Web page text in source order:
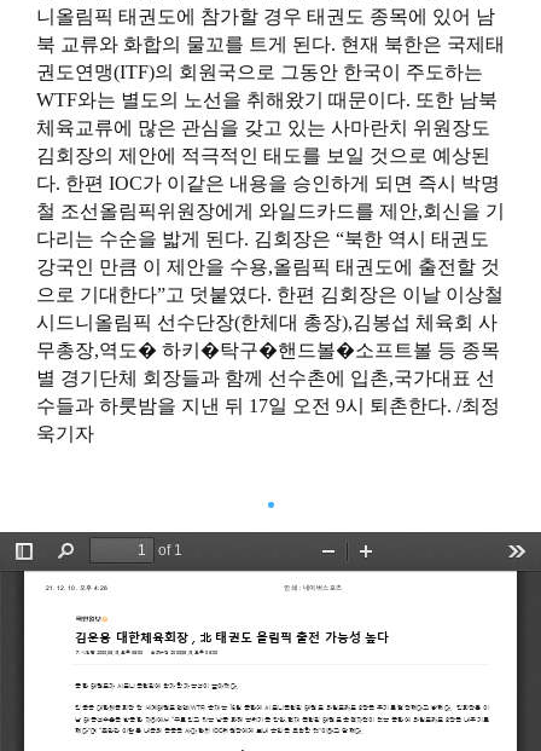
니올림픽 태권도에 참가할 경우 태권도 종목에 있어 남
북 교류와 화합의 물꼬를 트게 된다. 현재 북한은 국제태
권도연맹(ITF)의 회원국으로 그동안 한국이 주도하는
WTF와는 별도의 노선을 취해왔기 때문이다. 또한 남북
체육교류에 많은 관심을 갖고 있는 사마란치 위원장도
김회장의 제안에 적극적인 태도를 보일 것으로 예상된
다. 한편 IOC가 이같은 내용을 승인하게 되면 즉시 박명
철 조선올림픽위원장에게 와일드카드를 제안,회신을 기
다리는 수순을 밟게 된다. 김회장은 “북한 역시 태권도
강국인 만큼 이 제안을 수용,올림픽 태권도에 출전할 것
으로 기대한다”고 덧붙였다. 한편 김회장은 이날 이상철
시드니올림픽 선수단장(한체대 총장),김봉섭 체육회 사
무총장,역도� 하키�탁구�핸드볼�소프트볼 등 종목
별 경기단체 회장들과 함께 선수촌에 입촌,국가대표 선
수들과 하룻밤을 지낸 뒤 17일 오전 9시 퇴촌한다. /최정
욱기자